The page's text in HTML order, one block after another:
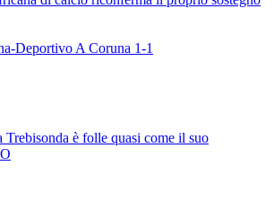
Deportivo A Coruna 1-1
Trebisonda è folle quasi come il suo